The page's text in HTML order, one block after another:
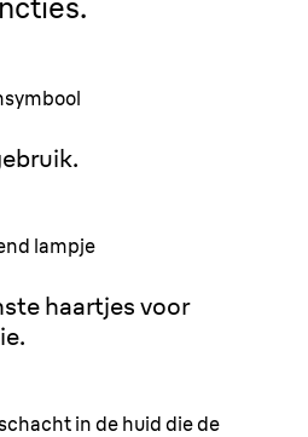
lampje
haartjes voor
in de huid die de